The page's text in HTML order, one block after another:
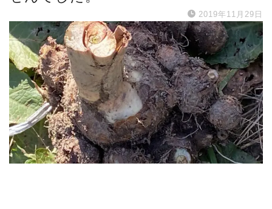
2019年11月29日